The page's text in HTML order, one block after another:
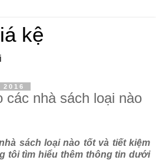
kệ
các nhà sách loại nào
sách loại nào tốt và tiết kiệm
tôi tìm hiểu thêm thông tin dưới